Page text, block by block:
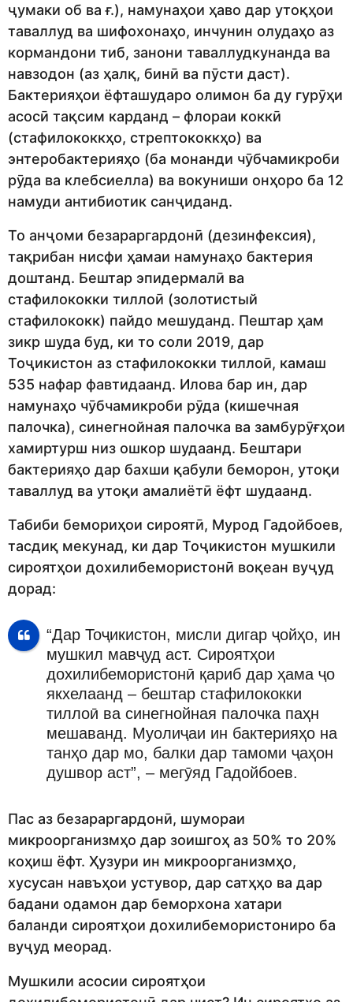
ҷумаки об ва ғ.), намунаҳои ҳаво дар утоқҳои
таваллуд ва шифохонаҳо, инчунин олудаҳо аз
кормандони тиб, занони таваллудкунанда ва
навзодон (аз ҳалқ, бинӣ ва пӯсти даст).
Бактерияҳои ёфташударо олимон ба ду гурӯҳи
асосӣ тақсим карданд – флораи коккӣ
(стафилококкҳо, стрептококкҳо) ва
энтеробактерияҳо (ба монанди чӯбчамикроби
рӯда ва клебсиелла) ва вокуниши онҳоро ба 12
намуди антибиотик санҷиданд.
То анҷоми безараргардонӣ (дезинфексия),
тақрибан нисфи ҳамаи намунаҳо бактерия
доштанд. Бештар эпидермалӣ ва
стафилококки тиллоӣ (золотистый
стафилококк) пайдо мешуданд. Пештар ҳам
зикр шуда буд, ки то соли 2019, дар
Тоҷикистон аз стафилококки тиллоӣ, камаш
535 нафар фавтидаанд. Илова бар ин, дар
намунаҳо чӯбчамикроби рӯда (кишечная
палочка), синегнойная палочка ва замбурӯғҳои
хамиртурш низ ошкор шудаанд. Бештари
бактерияҳо дар бахши қабули беморон, утоқи
таваллуд ва утоқи амалиётӣ ёфт шудаанд.
Табиби бемориҳои сироятӣ, Мурод Гадойбоев,
тасдиқ мекунад, ки дар Тоҷикистон мушкили
сироятҳои дохилибемористонӣ воқеан вуҷуд
дорад:
“Дар Тоҷикистон, мисли дигар ҷойҳо, ин
мушкил мавҷуд аст. Сироятҳои
дохилибемористонӣ қариб дар ҳама ҷо
якхелаанд – бештар стафилококки
тиллоӣ ва синегнойная палочка паҳн
мешаванд. Муолиҷаи ин бактерияҳо на
танҳо дар мо, балки дар тамоми ҷаҳон
душвор аст”, – мегӯяд Гадойбоев.
Пас аз безараргардонӣ, шумораи
микроорганизмҳо дар зоишгоҳ аз 50% то 20%
коҳиш ёфт. Ҳузури ин микроорганизмҳо,
хусусан навъҳои устувор, дар сатҳҳо ва дар
бадани одамон дар беморхона хатари
баланди сироятҳои дохилибемористониро ба
вуҷуд меорад.
Мушкили асосии сироятҳои